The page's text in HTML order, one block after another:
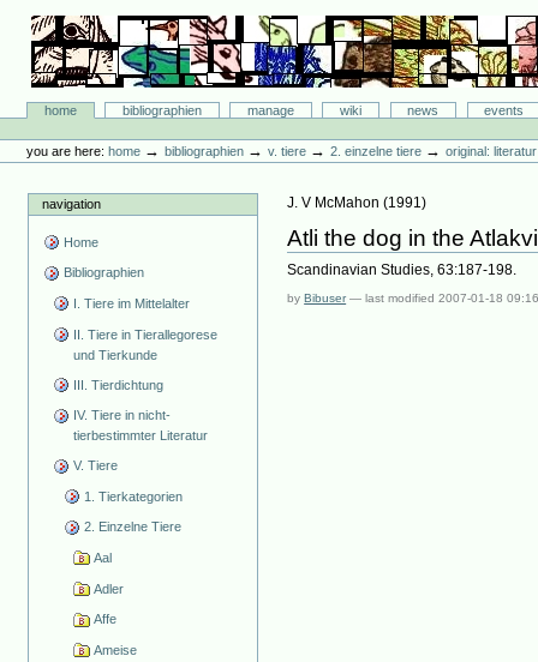
content.
navigation
Bibliographie-Portal
Sectionshome bibliographien manage wiki news
events
tools
you are here: home →bibliographien →v. tiere →2. einzelne tiere →original:
navigation
Home
Bibliographien
I. Tiere im Mittelalter
II. Tiere in Tierallegorese
und Tierkunde
III. Tierdichtung
IV. Tiere in nicht-
tierbestimmter Literatur
V. Tiere
1. Tierkategorien
2. Einzelne Tiere
Aal
Adler
Affe
Ameise
J. V McMahon (1991)
Atli the dog in the
Scandinavian Studies, 63:187-198.
byBibuser —last modified2007-01-18